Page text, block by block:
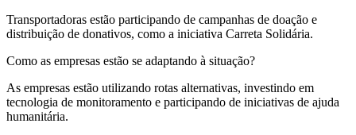
Transportadoras estão participando de campanhas de doação e
distribuição de donativos, como a iniciativa Carreta Solidária.
Como as empresas estão se adaptando à situação?
As empresas estão utilizando rotas alternativas, investindo em
tecnologia de monitoramento e participando de iniciativas de ajuda
humanitária.